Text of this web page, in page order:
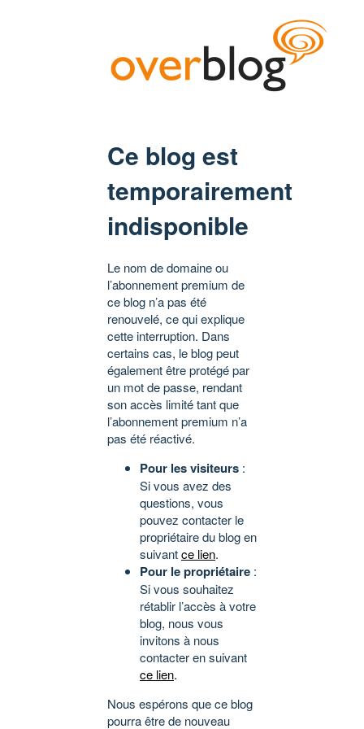
Ce blog est
temporairement
indisponible
Le nom de domaine ou
l’abonnement premium de
ce blog n’a pas été
renouvelé, ce qui explique
cette interruption. Dans
certains cas, le blog peut
également être protégé par
un mot de passe, rendant
son accès limité tant que
l’abonnement premium n’a
pas été réactivé.
Pour les visiteurs :
Si vous avez des
questions, vous
pouvez contacter le
propriétaire du blog en
suivantce lien.
Pour le propriétaire :
Si vous souhaitez
rétablir l’accès à votre
blog, nous vous
invitons à nous
contacter en suivant
ce lien.
Nous espérons que ce blog
pourra être de nouveau